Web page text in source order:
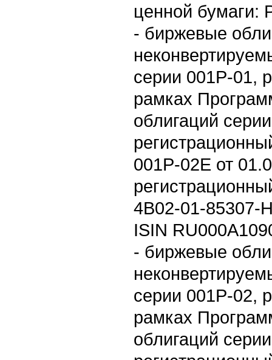
ценной бумаги:
- биржевые
серии 001Р-01,
рамках
облигаций
001P-02E от
4B02-01-85307-
ISIN
- биржевые
серии 001Р-02,
рамках
облигаций